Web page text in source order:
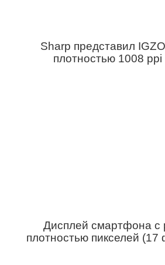
Sharp представил
плотностью 1008
Дисплей смартфона с
плотностью пикселей (17